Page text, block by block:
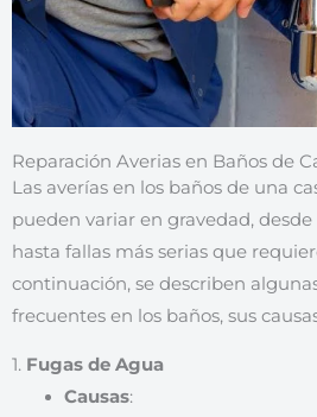
Reparación Averias en Baños de
Las averías en los baños de una
pueden variar en gravedad,
hasta fallas más serias que
continuación, se describen
frecuentes en los baños, sus
1. Fugas de Agua
Causas: